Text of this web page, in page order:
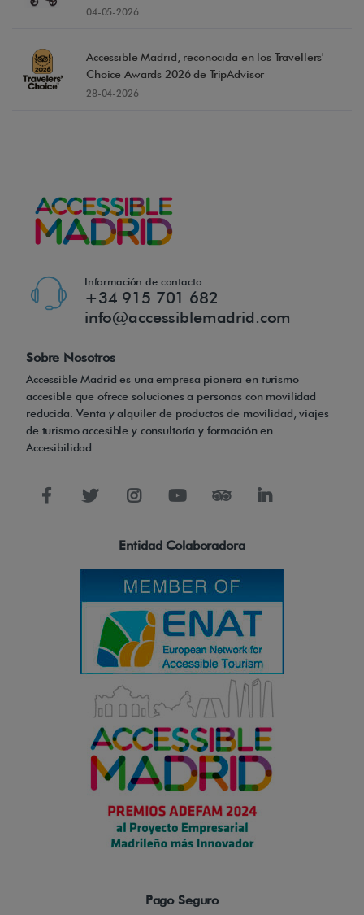
04-05-2026
Accessible Madrid, reconocida en los Travellers'
Choice Awards 2026 de TripAdvisor
28-04-2026
Información de contacto
+34 915 701 682
info@accessiblemadrid.com
Sobre Nosotros
Accessible Madrid es una empresa pionera en turismo
accesible que ofrece soluciones a personas con movilidad
reducida. Venta y alquiler de productos de movilidad, viajes
de turismo accesible y consultoría y formación en
Accesibilidad.
Entidad Colaboradora
Pago Seguro